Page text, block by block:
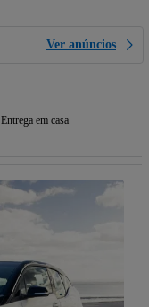
Ver anúncios
Entrega em casa